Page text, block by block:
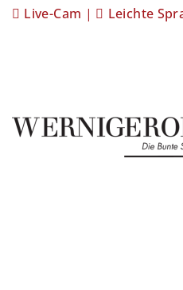
Live-Cam | Leichte